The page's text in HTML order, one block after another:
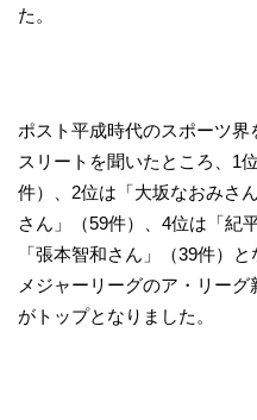
た。
ポスト平成時代のスポーツ
スリートを聞いたところ、1
件）、2位は「大坂なおみさ
さん」（59件）、4位は「紀
「張本智和さん」（39件）
メジャーリーグのア・リー
がトップとなりました。